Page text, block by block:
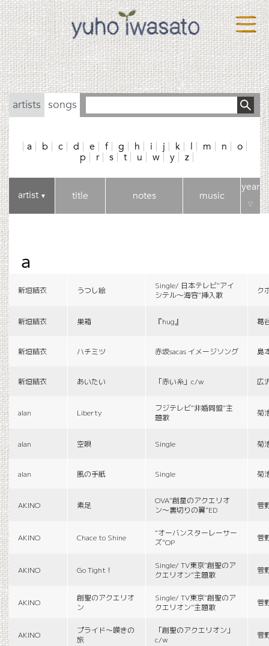
artists songs
a b c d e f g h i j k l m n
o
p
r s t u w y z
artist▼ title notes music
year
▽
a
新垣結衣 うつし絵
Single/ 日本テレビ“アイ
シテル〜海容”挿入歌
ク
新垣結衣 巣箱 『hug』 葛
新垣結衣 ハチミツ 赤坂sacas イメージソング 島
新垣結衣 あいたい 「赤い糸」c/w 広
alan Liberty
フジテレビ“非婚同盟”主
題歌
菊
alan 空唄 Single 菊
alan 風の手紙 Single 菊
AKINO 素足
OVA“創星のアクエリオ
ン〜裏切りの翼”ED
菅
AKINO Chace to Shine
“オーバンスターレーサー
ズ”OP
菅
AKINO Go Tight！
Single/ TV東京“創聖のア
クエリオン”主題歌
菅
AKINO
創聖のアクエリオ
ン
Single/ TV東京“創聖のア
クエリオン”主題歌
菅
AKINO
プライド〜嘆きの
旅
「創聖のアクエリオン」
c/w
菅